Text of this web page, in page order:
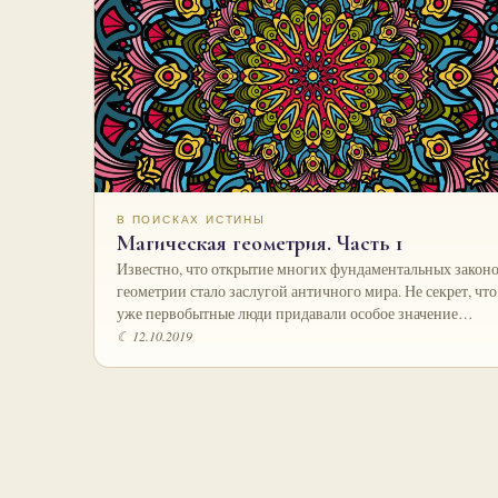
В ПОИСКАХ ИСТИНЫ
Магическая геометрия. Часть 1
Известно, что открытие многих фундаментальных
геометрии стало заслугой античного мира. Не секрет, что
уже первобытные люди придавали особое значение…
☾ 12.10.2019